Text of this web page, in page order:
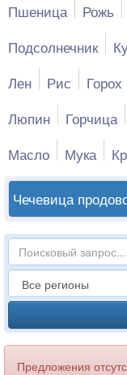
Пшеница Рожь
Подсолнечник
Лен
Рис Горох
Люпин
Горчица
Масло
Мука
Чечевица
Предложения